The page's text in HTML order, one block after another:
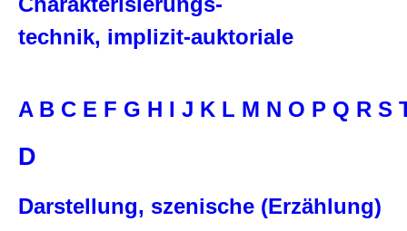
technik, implizit-auktoriale
A B C E F G H I J K L M N O P Q R S
D
Darstellung, szenische (Erzählung)